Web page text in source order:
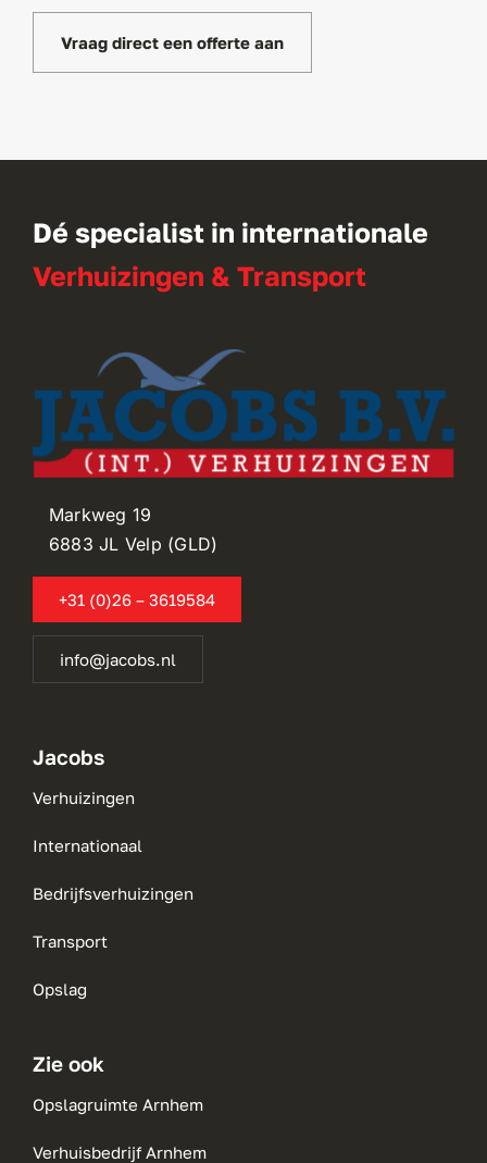
Vraag direct een offerte aan
Dé specialist in internationale
Verhuizingen & Transport
Markweg 19
6883 JL Velp (GLD)
+31 (0)26 – 3619584
info@jacobs.nl
Jacobs
Verhuizingen
Internationaal
Bedrijfsverhuizingen
Transport
Opslag
Zie ook
Opslagruimte Arnhem
Verhuisbedrijf Arnhem